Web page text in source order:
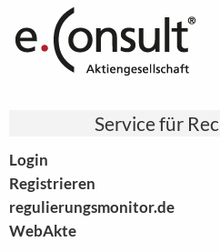
Service für
Login
Registrieren
regulierungsmonitor.de
WebAkte